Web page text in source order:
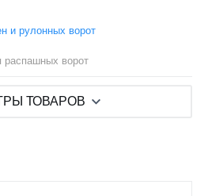
и рулонных ворот
распашных ворот
ТОВАРОВ